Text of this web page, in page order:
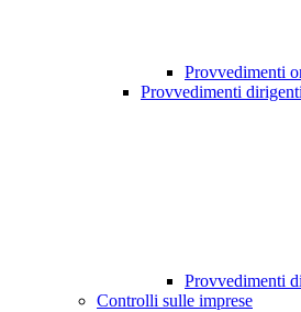
Provvedimenti
Provvedimenti
Provvedimenti
Controlli sulle imprese